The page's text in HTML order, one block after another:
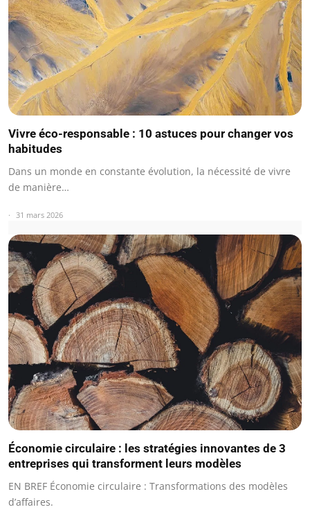
Vivre éco-responsable : 10 astuces pour changer vos
habitudes
Dans un monde en constante évolution, la nécessité de vivre
de manière…
31 mars 2026
Économie circulaire : les stratégies innovantes de 3
entreprises qui transforment leurs modèles
EN BREF Économie circulaire : Transformations des modèles
d’affaires.